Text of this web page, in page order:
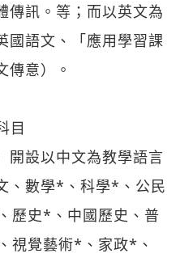
傳訊。等；而以英文為
國語文、「應用學習課
傳意）。
目
開設以中文為教學語言
、數學*、科學*、公民
歷史*、中國歷史、普
視覺藝術*、家政*、